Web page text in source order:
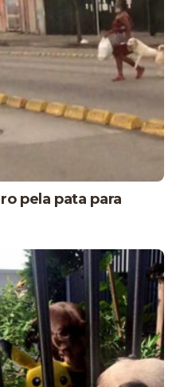
pela pata para